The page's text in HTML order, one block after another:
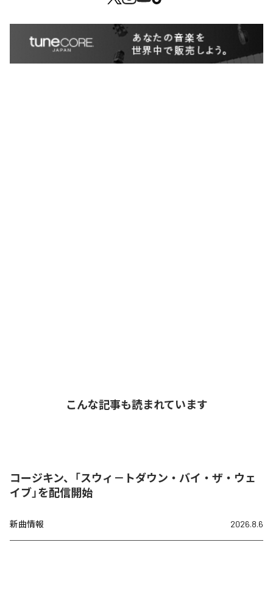
こんな記事も読まれています
コージキン、「スウィ－トダウン・バイ・ザ・ウェ
イブ」を配信開始
新曲情報 2026.8.6